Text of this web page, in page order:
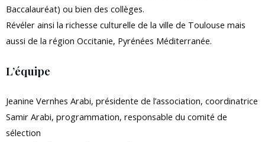
Baccalauréat) ou bien des collèges.
Révéler ainsi la richesse culturelle de la ville de Toulouse mais
aussi de la région Occitanie, Pyrénées Méditerranée.
L’équipe
Jeanine Vernhes Arabi, présidente de l’association, coordinatrice
Samir Arabi, programmation, responsable du comité de
sélection